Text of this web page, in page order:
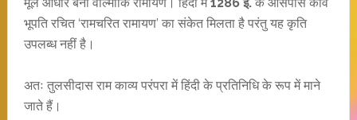
भूपति रचित ‘रामचरित रामायण’ का संकेत मिलता है परंतु यह कृति
उपलब्ध नहीं है।
अतः तुलसीदास राम काव्य परंपरा में हिंदी के प्रतिनिधि के रूप में माने
जाते हैं।